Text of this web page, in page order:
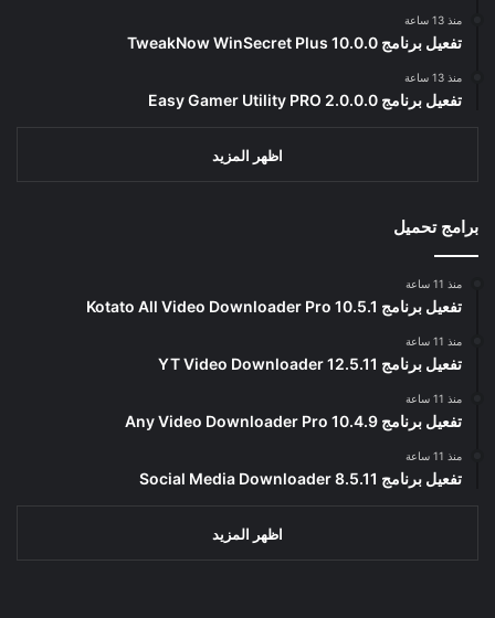
منذ 13 ساعة
تفعيل برنامج TweakNow WinSecret Plus 10.0.0
منذ 13 ساعة
تفعيل برنامج Easy Gamer Utility PRO 2.0.0.0
اظهر المزيد
برامج تحميل
منذ 11 ساعة
تفعيل برنامج Kotato All Video Downloader Pro 10.5.1
منذ 11 ساعة
تفعيل برنامج YT Video Downloader 12.5.11
منذ 11 ساعة
تفعيل برنامج Any Video Downloader Pro 10.4.9
منذ 11 ساعة
تفعيل برنامج Social Media Downloader 8.5.11
اظهر المزيد